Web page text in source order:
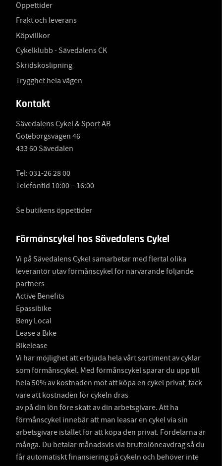
Öppettider
Frakt och leverans
Köpvillkor
Cykelklubb - Sävedalens CK
Skridskoslipning
Trygghet hela vägen
Kontakt
Sävedalens Cykel & Sport AB
Göteborgsvägen 46
433 60 Sävedalen
Tel: 031-26 28 00
Telefontid 10:00 – 16:00
Se butikens öppettider
Förmånscykel hos Sävedalens Cykel
Vi på Sävedalens Cykel samarbetar med flertal olika
leverantör utav förmånscykel för närvarande följande
partners
Active Benefits
Epassibike
Beny Local
Lease a Bike
Bikelease
Vi har möjlighet att erbjuda hela vårt sortiment av cyklar
som förmånscykel. Med förmånscykel sparar du upp till
hela 50% av kostnaden mot att köpa en cykel privat, tack
vare att kostnaden för cykeln dras
av på din lön före skatt av din arbetsgivare. Att ha
förmånscykel innebär att man leasar en cykel via sin
arbetsgivare istället för att köpa den privat. Fördelarna är
många. Du betalar månadsvis via bruttolöneavdrag så du
får automatiskt finansiering på cykeln och behöver inte